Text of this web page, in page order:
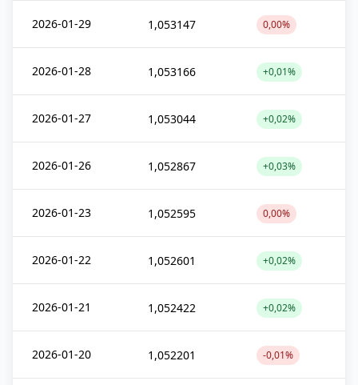
2026-01-29 1,053147 0,00%
2026-01-28 1,053166 +0,01%
2026-01-27 1,053044 +0,02%
2026-01-26 1,052867 +0,03%
2026-01-23 1,052595 0,00%
2026-01-22 1,052601 +0,02%
2026-01-21 1,052422 +0,02%
2026-01-20 1,052201 -0,01%